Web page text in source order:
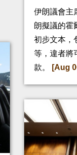
伊朗議會主
朗擬議的霍
初步文本，
等，違者將
款。
[Aug